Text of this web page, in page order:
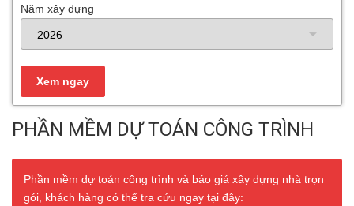
Năm xây dựng
PHẦN MỀM DỰ TOÁN CÔNG TRÌNH
Phần mềm dự toán công trình và báo giá xây dựng nhà trọn
gói, khách hàng có thể tra cứu ngay tại đây: